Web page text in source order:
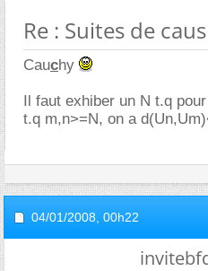
Re : Suites de
Cauchy
Il faut exhiber un N t.q
t.q m,n>=N, on a
04/01/2008, 00h22